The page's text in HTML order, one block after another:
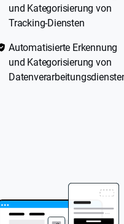
und Kategorisierung von
Tracking-Diensten
Automatisierte Erkennung
und Kategorisierung von